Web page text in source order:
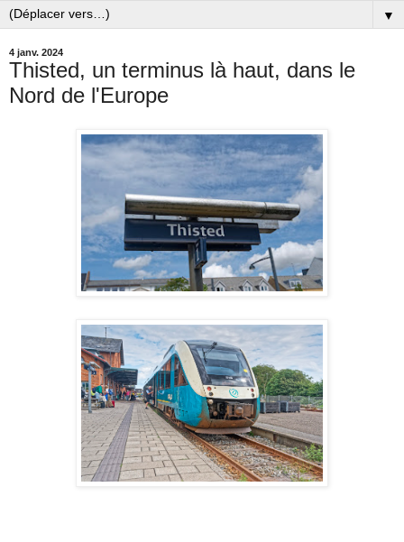
▼
4 janv. 2024
Thisted, un terminus là haut, dans le
Nord de l'Europe